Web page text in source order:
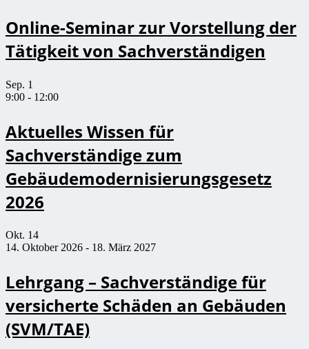
Online-Seminar zur Vorstellung der
Tätigkeit von Sachverständigen
Sep. 1
9:00 - 12:00
Aktuelles Wissen für
Sachverständige zum
Gebäudemodernisierungsgesetz
2026
Okt. 14
14. Oktober 2026 - 18. März 2027
Lehrgang – Sachverständige für
versicherte Schäden an Gebäuden
(SVM/TAE)